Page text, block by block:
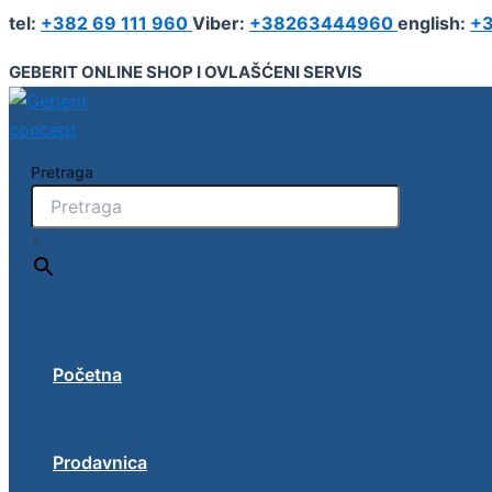
Pređi
sadržaj
tel: +382 69 111 960 Viber: +38263444960 english:
GEBERIT ONLINE SHOP I OVLAŠĆENI SERVIS
Pretraga
×
Početna
Prodavnica
ONE
sa
okruglim
za
ugradnu
funkcionalnu
količina